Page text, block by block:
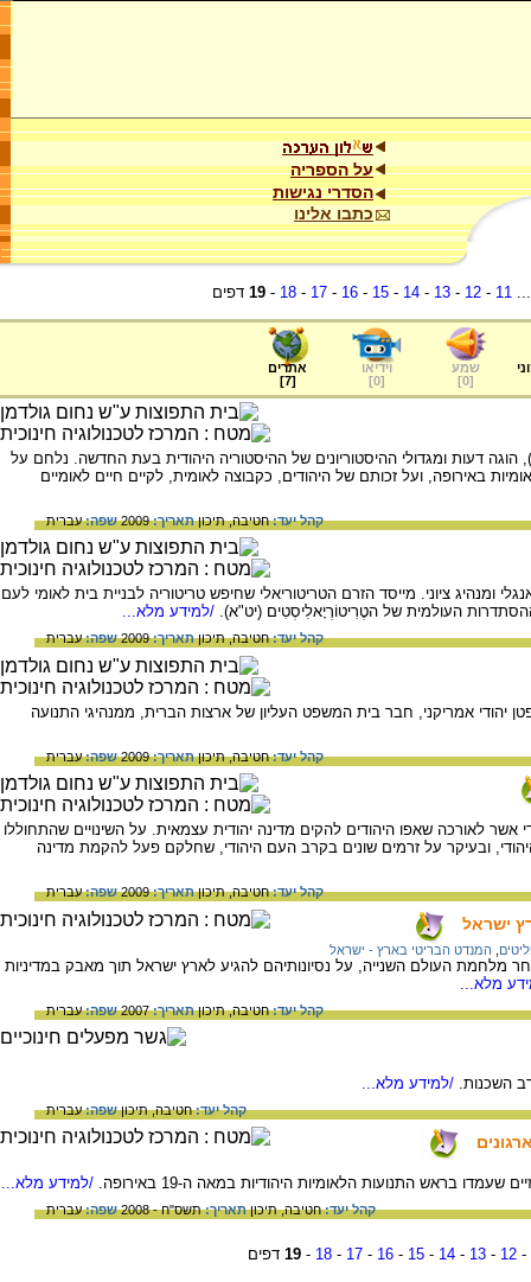
על הספריה
הסדרי נגישות
כתבו אלינו
11
-
12
-
13
-
14
-
15
-
16
-
17
-
18
-
19 דפים
שמע
[
0
]
וידיאו
[
0
]
אתרים
[
7
]
על חייו ופועלו של שמעון דובנוב (1860- 1941), הוגה דעות ומגדולי ההיסטוריונים של ההיסטוריה היהודית בעת החדשה. נלחם על
באירופה, ועל זכותם של היהודים, כקבוצה לאומית, לקיים חיים לאומיים
קהל יעד:חטיבה,תיכוןתאריך:2009 שפה:עברית
ומנהיג ציוני. מייסד הזרם הטריטוריאלי שחיפש טריטוריה לבניית בית לאומי לעם
העולמית של הטֶרִיטוֹרְיָאלִיסְטִים (יט"א). /למידע מלא...
קהל יעד:חטיבה,תיכוןתאריך:2009 שפה:עברית
יהודי אמריקני, חבר בית המשפט העליון של ארצות הברית, ממנהיגי התנועה
קהל יעד:חטיבה,תיכוןתאריך:2009 שפה:עברית
אשר לאורכה שאפו היהודים להקים מדינה יהודית עצמאית. על השינויים שהתחוללו
על העם היהודי, ובעיקר על זרמים שונים בקרב העם היהודי, שחלקם פעל להקמת מדינה
קהל יעד:חטיבה,תיכוןתאריך:2009 שפה:עברית
ישראל
המנדט הבריטי בארץ - ישראל
מלחמת העולם השנייה, על נסיונותיהם להגיע לארץ ישראל תוך מאבק במדיניות
מלא...
קהל יעד:חטיבה,תיכוןתאריך:2007 שפה:עברית
השכנות. /למידע מלא...
קהל יעד:חטיבה,תיכוןשפה:עברית
שעמדו בראש התנועות הלאומיות היהודיות במאה ה-19 באירופה. /למידע מלא...
קהל יעד:חטיבה,תיכוןתאריך:תשס"ח - 2008 שפה:עברית
-
12
-
13
-
14
-
15
-
16
-
17
-
18
-
19 דפים